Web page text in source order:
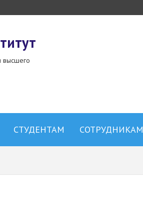
высшего
СТУДЕНТАМ СОТРУДНИКАМ